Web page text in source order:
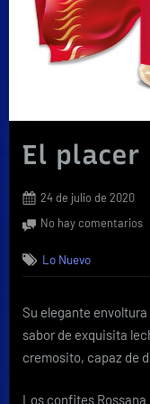
El placer
Posted
on
24 de julio de 2020
No hay comentariosen
Lo Nuevo
Su elegante
sabor de exquisita
cremosito, capaz de
Los confites